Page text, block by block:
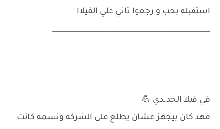
استقبله بحب و رجعوا تاني علي الفيلاا
______________________________________________
في فيلا الحديدي 💪
فهد كان بيجهز عشان يطلع على الشركه ونسمه كانت